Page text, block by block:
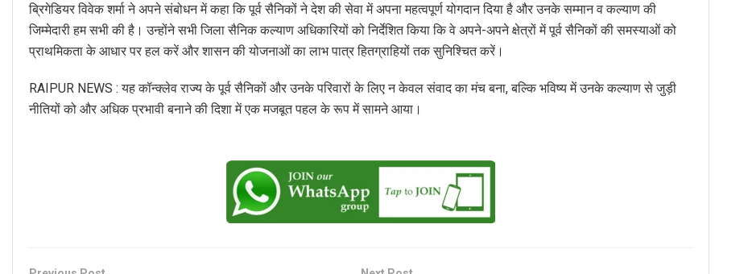
ब्रिगेडियर विवेक शर्मा ने अपने संबोधन में कहा कि पूर्व सैनिकों ने देश की सेवा में अपना महत्वपूर्ण योगदान दिया है और उनके सम्मान व कल्याण की
जिम्मेदारी हम सभी की है। उन्होंने सभी जिला सैनिक कल्याण अधिकारियों को निर्देशित किया कि वे अपने-अपने क्षेत्रों में पूर्व सैनिकों की समस्याओं को
प्राथमिकता के आधार पर हल करें और शासन की योजनाओं का लाभ पात्र हितग्राहियों तक सुनिश्चित करें।
RAIPUR NEWS : यह कॉन्क्लेव राज्य के पूर्व सैनिकों और उनके परिवारों के लिए न केवल संवाद का मंच बना, बल्कि भविष्य में उनके कल्याण से जुड़ी
नीतियों को और अधिक प्रभावी बनाने की दिशा में एक मजबूत पहल के रूप में सामने आया।